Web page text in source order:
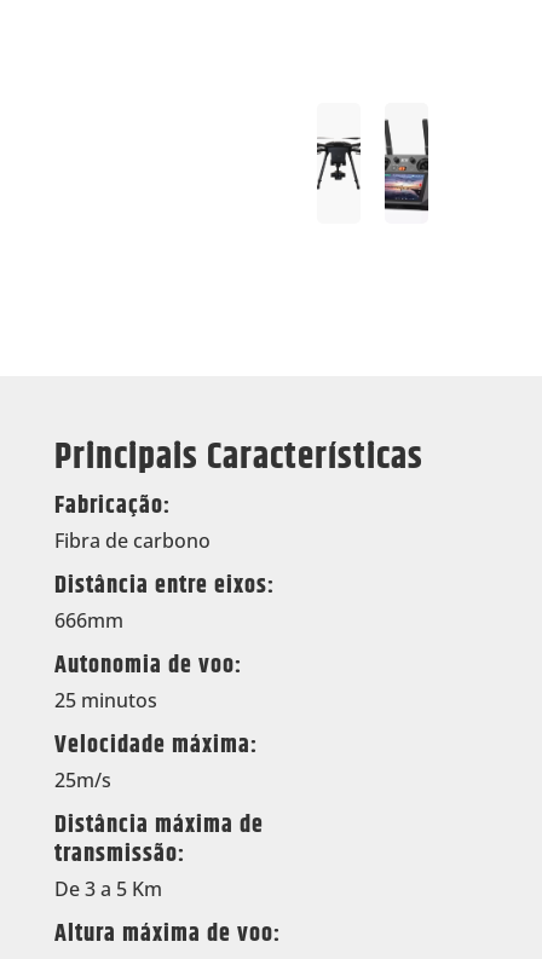
Principais Características
Fabricação:
Fibra de carbono
Distância entre eixos:
666mm
Autonomia de voo:
25 minutos
Velocidade máxima:
25m/s
Distância máxima de
transmissão:
De 3 a 5 Km
Altura máxima de voo: